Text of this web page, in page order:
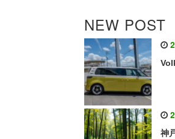
NEW POST
神